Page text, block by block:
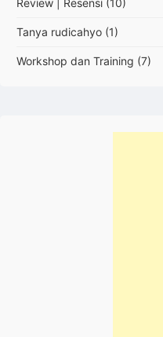
Tanya rudicahyo (1)
Workshop dan Training (7)